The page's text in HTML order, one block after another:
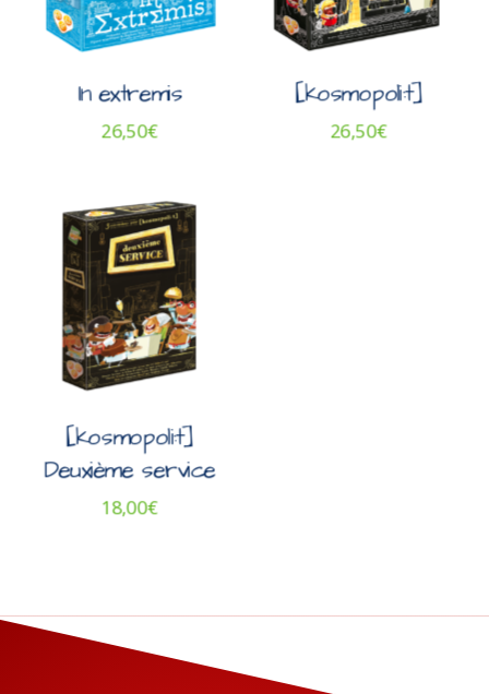
In extremis
26,50€
[kosmopoli:t]
26,50€
[kosmopoli:t]
Deuxième service
18,00€